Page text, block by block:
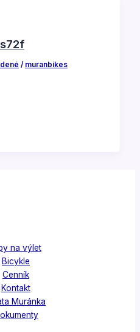
/ muranbikes
na výlet
Bicykle
Cenník
Kontakt
Muránka